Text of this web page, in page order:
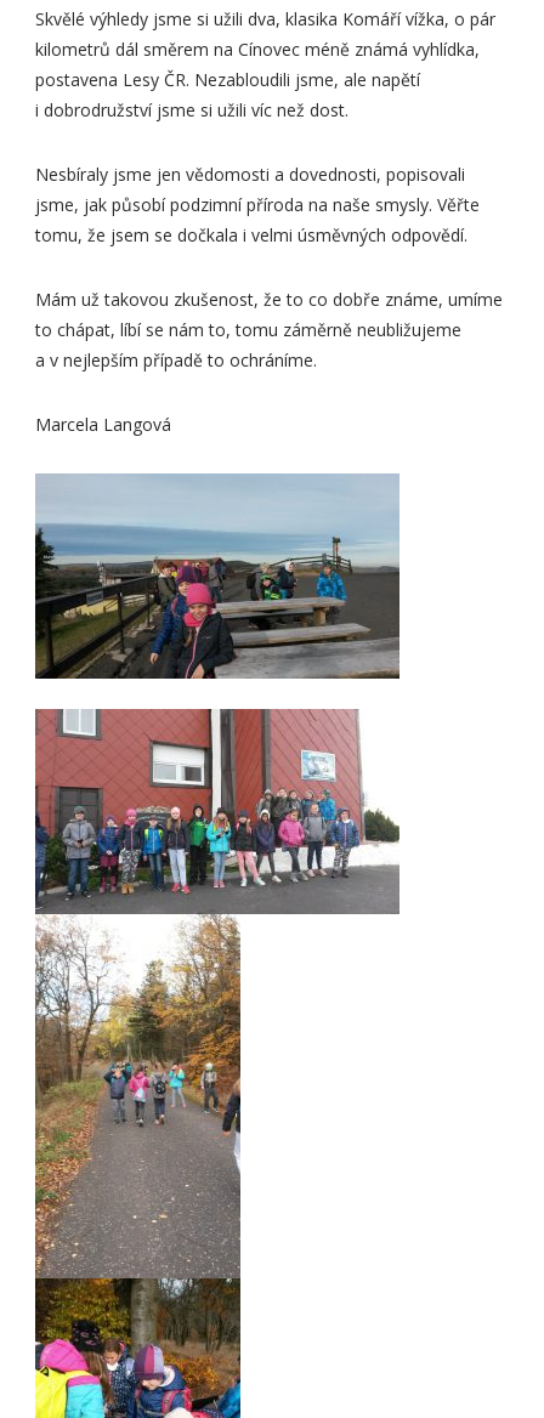
Skvělé výhledy jsme si užili dva, klasika Komáří vížka, o pár
kilometrů dál směrem na Cínovec méně známá vyhlídka,
postavena Lesy ČR. Nezabloudili jsme, ale napětí
i dobrodružství jsme si užili víc než dost.
Nesbíraly jsme jen vědomosti a dovednosti, popisovali
jsme, jak působí podzimní příroda na naše smysly. Věřte
tomu, že jsem se dočkala i velmi úsměvných odpovědí.
Mám už takovou zkušenost, že to co dobře známe, umíme
to chápat, líbí se nám to, tomu záměrně neubližujeme
a v nejlepším případě to ochráníme.
Marcela Langová